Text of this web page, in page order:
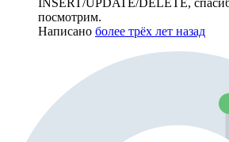
посмотрим.
Написано более трёх лет назад